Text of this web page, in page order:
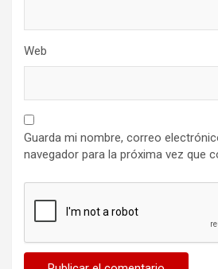
Web
Guarda mi nombre, correo
navegador para la próxima vez que